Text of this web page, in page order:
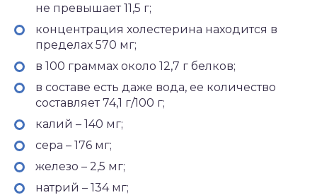
не превышает 11,5 г;
концентрация холестерина находится в
пределах 570 мг;
в 100 граммах около 12,7 г белков;
в составе есть даже вода, ее количество
составляет 74,1 г/100 г;
калий – 140 мг;
сера – 176 мг;
железо – 2,5 мг;
натрий – 134 мг;